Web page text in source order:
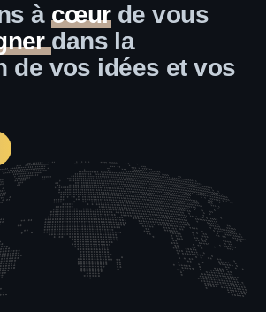
à cœurde vous
dans la
de vos idées et vos